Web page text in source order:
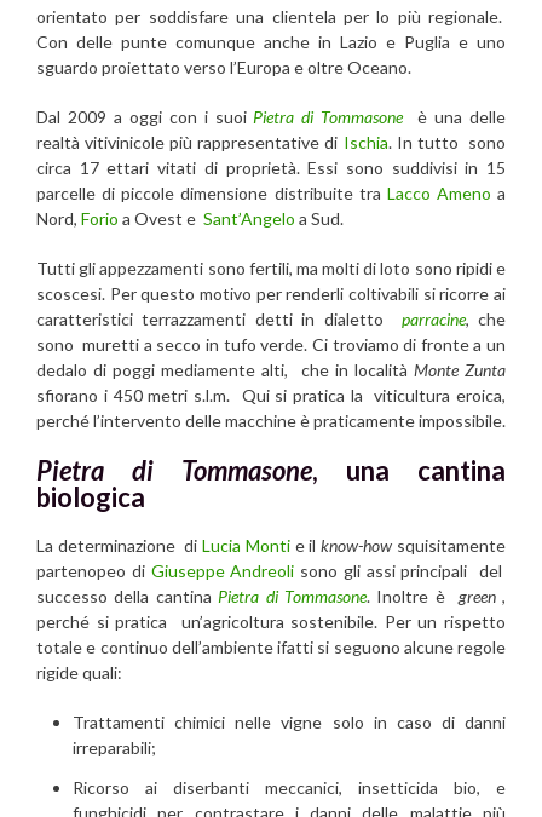
orientato per soddisfare una clientela per lo più regionale.
Con delle punte comunque anche in Lazio e Puglia e uno
sguardo proiettato verso l’Europa e oltre Oceano.
Dal 2009 a oggi con i suoi Pietra di Tommasoneè una delle
realtà vitivinicole più rappresentative di Ischia. In tutto sono
circa 17 ettari vitati di proprietà. Essi sono suddivisi in 15
parcelle di piccole dimensione distribuite tra Lacco Ameno a
Nord, Forio a Ovest e Sant’Angelo a Sud.
Tutti gli appezzamenti sono fertili, ma molti di loto sono ripidi e
scoscesi. Per questo motivo per renderli coltivabili si ricorre ai
caratteristici terrazzamenti detti in dialetto parracine, che
sono muretti a secco in tufo verde. Ci troviamo di fronte a un
dedalo di poggi mediamente alti, che in località Monte Zunta
sfiorano i 450 metri s.l.m. Qui si pratica la viticultura eroica,
perché l’intervento delle macchine è praticamente impossibile.
Pietra di Tommasone, una cantina
biologica
La determinazione diLucia Montie ilknow-how squisitamente
partenopeo di Giuseppe Andreoli sono gli assi principali del
successo della cantina Pietra di Tommasone. Inoltre è green,
perché si pratica un’agricoltura sostenibile. Per un rispetto
totale e continuo dell’ambiente ifatti si seguono alcune regole
rigide quali:
Trattamenti chimici nelle vigne solo in caso di danni
irreparabili;
Ricorso ai diserbanti meccanici, insetticida bio, e
funghicidi per contrastare i danni delle malattie più